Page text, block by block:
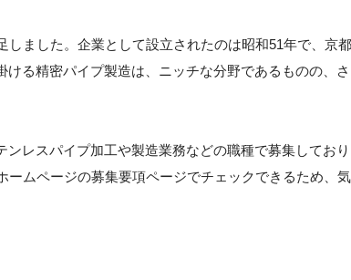
ました。企業として設立されたのは昭和51年で、京
る精密パイプ製造は、ニッチな分野であるものの、さ
レスパイプ加工や製造業務などの職種で募集してお
ムページの募集要項ページでチェックできるため、